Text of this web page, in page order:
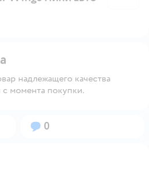
надлежащего качества
момента покупки.
Вопросов:
0